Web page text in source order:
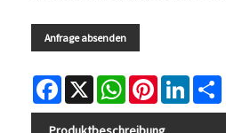
Anfrage absenden
Facebook
X WhatsAppPinterestLinkedIn